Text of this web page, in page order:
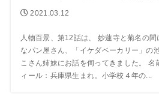
2021.03.12
人物百景、第12話は、 妙蓮寺と菊名の
なパン屋さん、「イケダベーカリー」の
こさん姉妹にお話を伺ってきました。 名
ィール：兵庫県生まれ。小学校４年の...